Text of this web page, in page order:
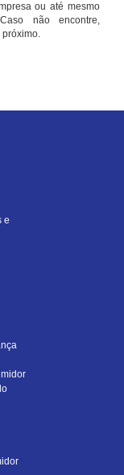
ou até mesmo
não encontre,
próximo.
e